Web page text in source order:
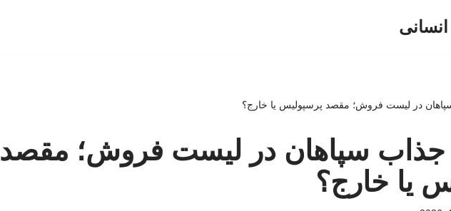
جذاب سپاهان در لیست فروش؛ مقصد
یا خارج؟